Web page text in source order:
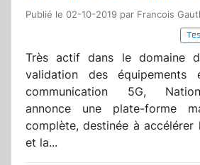
Publié le 02-10-2019 par Francois
Très actif dans le domaine
validation des équipements
communication 5G,
annonce une plate-forme
complète, destinée à accélérer
et la...